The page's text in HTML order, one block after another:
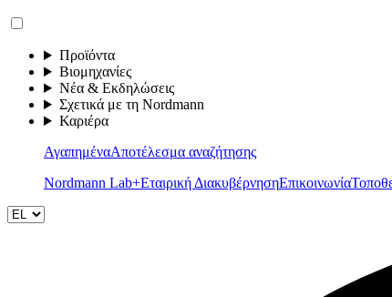
Προϊόντα
Βιομηχανίες
Νέα & Εκδηλώσεις
Σχετικά με τη Nordmann
Καριέρα
ΑγαπημέναΑποτέλεσμα αναζήτησης
Nordmann Lab+Εταιρική ΔιακυβέρνησηΕπικοινωνία